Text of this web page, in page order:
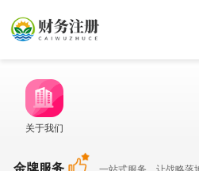
关于我们
金牌服务